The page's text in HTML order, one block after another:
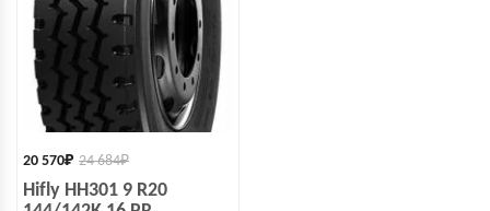
24 684₽
20 570₽
Hifly HH301 9 R20